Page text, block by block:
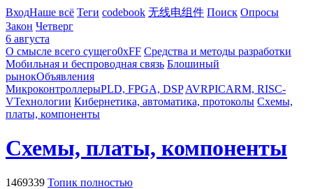
ВходНаше всё Теги codebook 无线电组件 Поиск Опросы
Закон Четверг
6 августа
О смысле всего сущего0xFF Средства и методы разработки
Мобильная и беспроводная связь Блошиный
рынокОбъявления
МикроконтроллерыPLD, FPGA, DSP AVRPICARM, RISC-
VТехнологии Кибернетика, автоматика, протоколы Схемы,
платы, компоненты
Схемы, платы, компоненты
1469339 Топик полностью